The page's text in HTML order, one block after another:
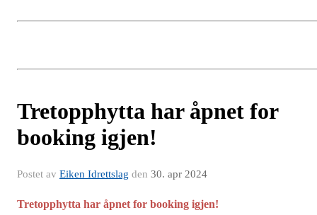
Tretopphytta har åpnet for
booking igjen!
Postet av Eiken Idrettslag den 30. apr 2024
Tretopphytta har åpnet for booking igjen!